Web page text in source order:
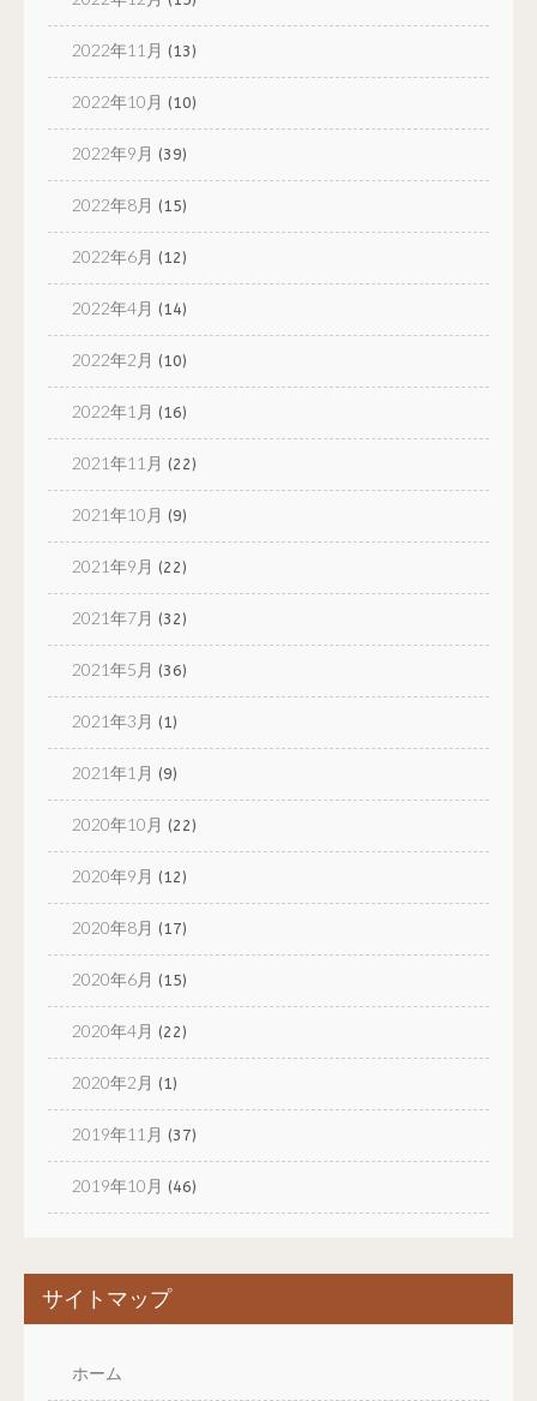
2022年11月 (13)
2022年10月 (10)
2022年9月 (39)
2022年8月 (15)
2022年6月 (12)
2022年4月 (14)
2022年2月 (10)
2022年1月 (16)
2021年11月 (22)
2021年10月 (9)
2021年9月 (22)
2021年7月 (32)
2021年5月 (36)
2021年3月 (1)
2021年1月 (9)
2020年10月 (22)
2020年9月 (12)
2020年8月 (17)
2020年6月 (15)
2020年4月 (22)
2020年2月 (1)
2019年11月 (37)
2019年10月 (46)
サイトマップ
ホーム